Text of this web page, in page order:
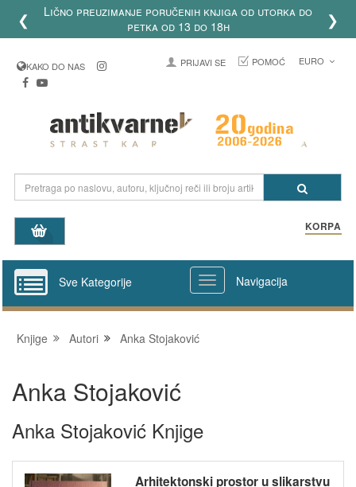
❮
Lično preuzimanje poručenih knjiga od utorka do
petka od 13 do 18h
❯
KAKO DO NAS PRIJAVI SE POMOĆ EURO
KORPA
Sve Kategorije Navigacija
Knjige Autori Anka Stojaković
Anka Stojaković
Anka Stojaković Knjige
Arhitektonski prostor u slikarstvu